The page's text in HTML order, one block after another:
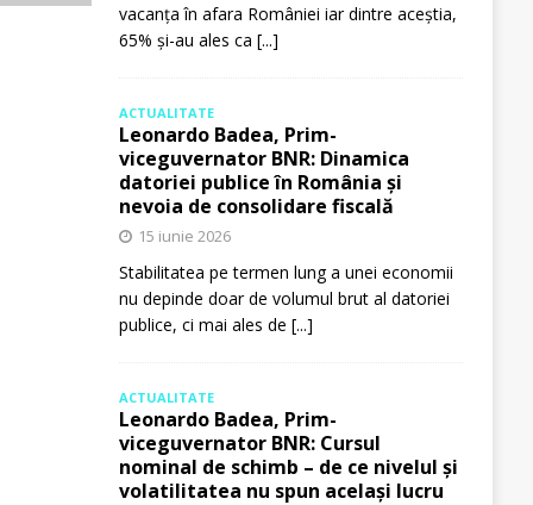
vacanța în afara României iar dintre aceștia,
65% și-au ales ca [...]
ACTUALITATE
Leonardo Badea, Prim-
viceguvernator BNR: Dinamica
datoriei publice în România și
nevoia de consolidare fiscală
15 iunie 2026
Stabilitatea pe termen lung a unei economii
nu depinde doar de volumul brut al datoriei
publice, ci mai ales de [...]
ACTUALITATE
Leonardo Badea, Prim-
viceguvernator BNR: Cursul
nominal de schimb – de ce nivelul și
volatilitatea nu spun același lucru